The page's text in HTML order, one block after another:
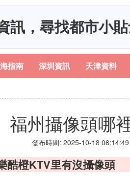
訊，尋找都市小
指南 深圳資訊 天津資料
福州攝像頭哪
發布時間: 2025-10-18 06:14:49
酷橙KTV里有沒攝像頭